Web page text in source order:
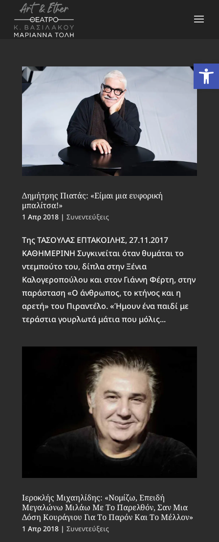
Δημήτρης Πιατάς: «Είμαι μια ευφορική
μπαλίτσα!»
1 Απρ 2018| Συνεντεύξεις
Της ΤΑΣΟΥΛΑΣ ΕΠΤΑΚΟΙΛΗΣ, 27.11.2017
ΚΑΘΗΜΕΡΙΝΗ Συγκινείται όταν θυμάται το
ντεμπούτο του, δίπλα στην Ξένια
Καλογεροπούλου και στον Γιάννη Φέρτη, στην
παράσταση «Ο άνθρωπος, το κτήνος και η
αρετή» του Πιραντέλο. «Ήμουν ένα παιδί με
τεράστια γουρλωτά μάτια που μόλις...
Ιεροκλής Μιχαηλίδης: «Νομίζω, Επειδή
Μεγαλώνω Μιλάω Με Το Παρελθόν, Σαν Μια
Δόση Κουράγιου Για Το Παρόν Και Το Μέλλον»
1 Απρ 2018| Συνεντεύξεις